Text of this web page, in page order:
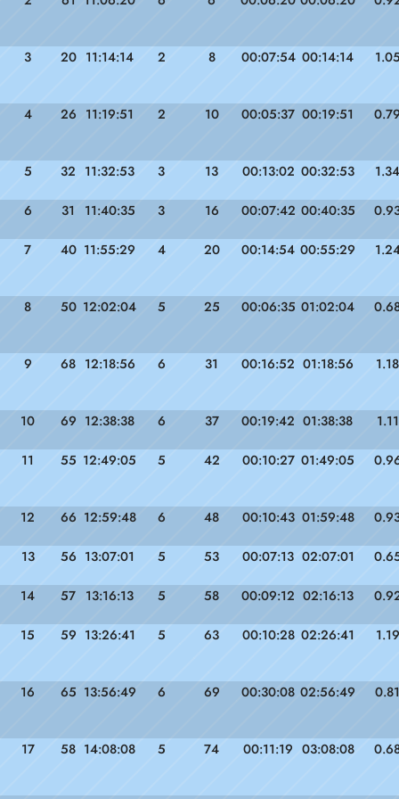
3 20 11:14:14 2 8 00:07:54 00:14:14
4 26 11:19:51 2 10 00:05:37 00:19:51
5 32 11:32:53 3 13 00:13:02 00:32:53 1.34
6 31 11:40:35 3 16 00:07:42 00:40:35
7 40 11:55:29 4 20 00:14:54 00:55:29
8 50 12:02:04 5 25 00:06:35 01:02:04
9 68 12:18:56 6 31 00:16:52 01:18:56 1.18
10 69 12:38:38 6 37 00:19:42 01:38:38 1.11
11 55 12:49:05 5 42 00:10:27 01:49:05
12 66 12:59:48 6 48 00:10:43 01:59:48
13 56 13:07:01 5 53 00:07:13 02:07:01
14 57 13:16:13 5 58 00:09:12 02:16:13
15 59 13:26:41 5 63 00:10:28 02:26:41 1.19
16 65 13:56:49 6 69 00:30:08 02:56:49 0.81
17 58 14:08:08 5 74 00:11:19 03:08:08